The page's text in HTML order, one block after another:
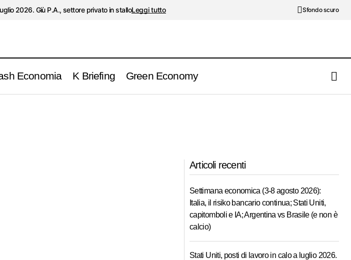
2026. Giù P.A., settore privato in stalloLeggi tutto Sfondo scuro
Economia K Briefing Green Economy
Articoli recenti
Settimana economica (3-8 agosto 2026):
Italia, il risiko bancario continua; Stati Uniti,
capitomboli e IA; Argentina vs Brasile (e non è
calcio)
Stati Uniti, posti di lavoro in calo a luglio 2026.